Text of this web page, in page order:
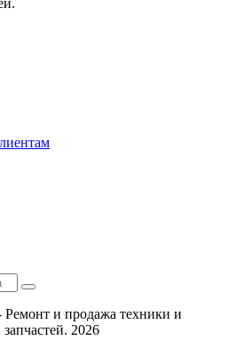
и продажа техники и
2026